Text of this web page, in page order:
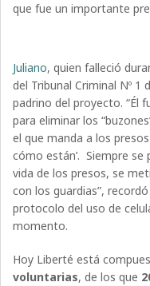
que fue un importante
Juliano, quien falleció
del Tribunal Criminal Nº 1
padrino del proyecto. “Él
para eliminar los
el que manda a los
cómo están’. Siempre se
vida de los presos, se
con los guardias”,
protocolo del uso de
momento.
Hoy Liberté está
voluntarias, de los que